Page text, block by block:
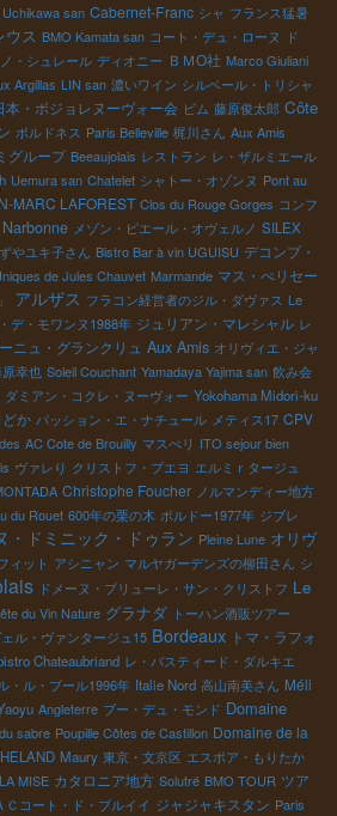
Uchikawa san Cabernet-Franc シャ フランス猛暑
ス BMO Kamata san コート・デュ・ローヌ
ド
・シュレール ディオニー ＢＭО社 Marco Giuliani
Argillas LIN san 濃いワイン シルベール・トリシャ
・ボジョレヌーヴォー会 ビム 藤原俊太郎 Côte
ボルドネス Paris Belleville 梶川さん Aux Amis
グループ Beeaujolais レストラン レ・ザルミエール
Uemura san Chatelet シャトー・オゾンヌ Pont au
MARC LAFOREST Clos du Rouge Gorges コンフ
Narbonne メゾン・ピエール・オヴェルノ SILEX
やユキ子さん Bistro Bar à vin UGUISU デコンブ・
de Jules Chauvet Marmande マス・ぺリセー
アルザス フラコン経営者のジル・ダヴァス Le
デ・モワンヌ1988年 ジュリアン・マレシャル レ
ニュ・グランクリュ Aux Amis オリヴィエ・ジャ
幸也 Soleil Couchant Yamadaya Yajima san 飲み会
ダミアン・コクレ・ヌーヴォー Yokohama Midori-ku
か パッション・エ・ナチュール メティス17 CPV
AC Cote de Brouilly マスぺリ ITO sejour bien
ヴァレり クリストフ・プエヨ エルミｒタージュ
Christophe Foucher ノルマンディー地方
du Rouet 600年の栗の木 ボルドー1977年 ジブレ
・ドミニック・ドゥラン Pleine Lune オリヴ
ィット アシニャン マルヤガーデンズの柳田さん シ
ドメーヌ・プリューレ・サン・クリストフ Le
du Vin Nature グラナダ トーハン酒販ツアー
ル・ヴァンタージュ15 Bordeaux トマ・ラフォ
Chateaubriand レ・バスティード・ダルキエ
・ル・ブール1996年 Italie Nord 高山南美さん Méli
Angleterre ブー・デュ・モンド Domaine
sabre Poupille Côtes de Castillon Domaine de la
Maury 東京・文京区 エスポア・もりたか
LA MISE カタロニア地方 Solutré BMO TOUR ツア
Ｃコート・ド・ブルイイ ジャジャキスタン Paris